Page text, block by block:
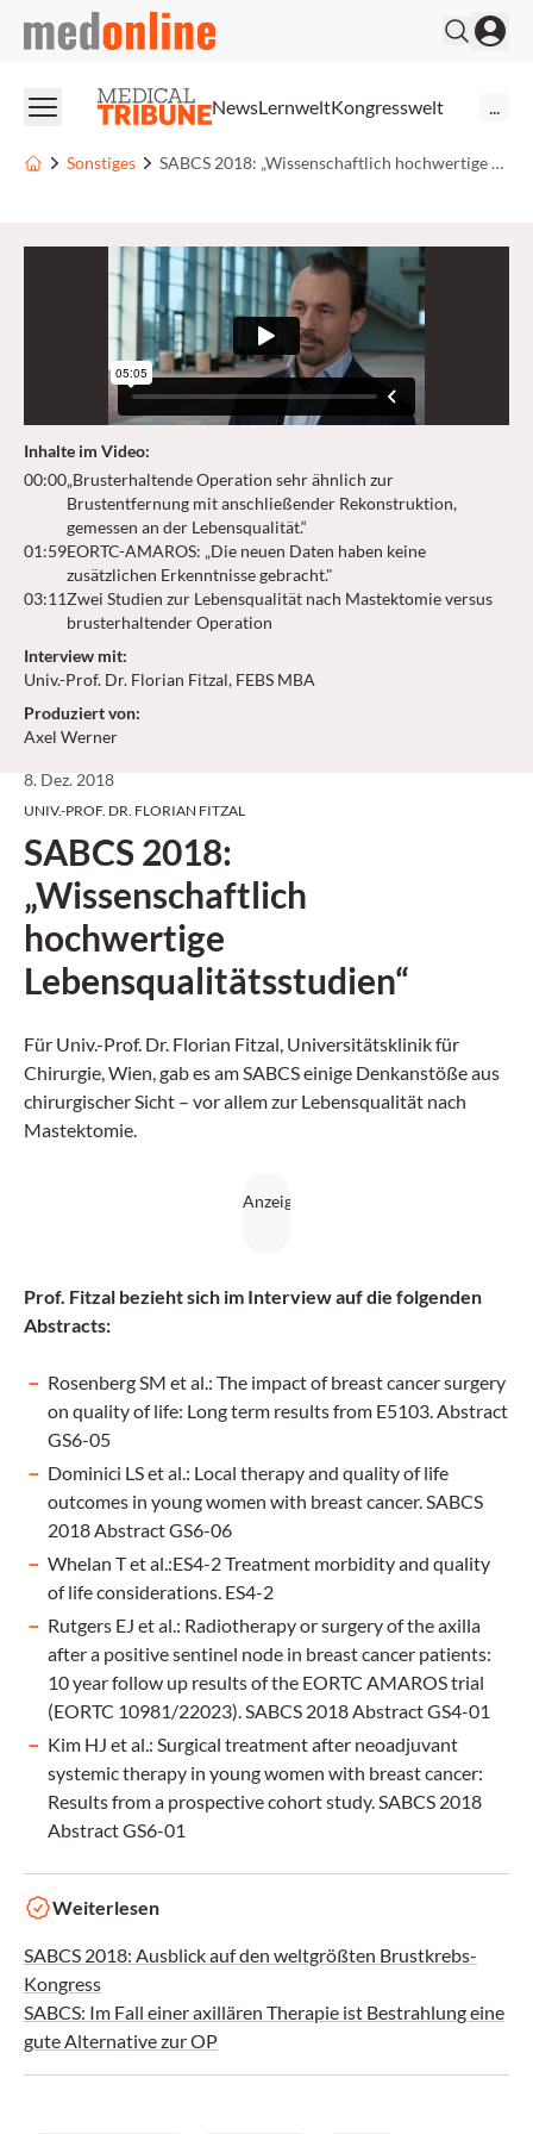
medonline
NewsLernweltKongresswelt
Sonstiges SABCS 2018: „Wissenschaftlich hochwertige Lebensqualitätsstudien“
Inhalte im Video:
00:00„Brusterhaltende Operation sehr ähnlich zur
Brustentfernung mit anschließender Rekonstruktion,
gemessen an der Lebensqualität.“
01:59EORTC-AMAROS: „Die neuen Daten haben keine
zusätzlichen Erkenntnisse gebracht."
03:11Zwei Studien zur Lebensqualität nach Mastektomie versus
brusterhaltender Operation
Interview mit:
Univ.-Prof. Dr. Florian Fitzal, FEBS MBA
Produziert von:
Axel Werner
8. Dez. 2018
UNIV.-PROF. DR. FLORIAN FITZAL
SABCS 2018:
„Wissenschaftlich
hochwertige
Lebensqualitätsstudien“
Für Univ.-Prof. Dr. Florian Fitzal, Universitätsklinik für
Chirurgie, Wien, gab es am SABCS einige Denkanstöße aus
chirurgischer Sicht – vor allem zur Lebensqualität nach
Mastektomie.
Prof. Fitzal bezieht sich im Interview auf die folgenden
Abstracts:
Rosenberg SM et al.: The impact of breast cancer surgery
on quality of life: Long term results from E5103. Abstract
GS6-05
Dominici LS et al.: Local therapy and quality of life
outcomes in young women with breast cancer. SABCS
2018 Abstract GS6-06
Whelan T et al.:ES4-2 Treatment morbidity and quality
of life considerations. ES4-2
Rutgers EJ et al.: Radiotherapy or surgery of the axilla
after a positive sentinel node in breast cancer patients:
10 year follow up results of the EORTC AMAROS trial
(EORTC 10981/22023). SABCS 2018 Abstract GS4-01
Kim HJ et al.: Surgical treatment after neoadjuvant
systemic therapy in young women with breast cancer:
Results from a prospective cohort study. SABCS 2018
Abstract GS6-01
Weiterlesen
SABCS 2018: Ausblick auf den weltgrößten Brustkrebs-
Kongress
SABCS: Im Fall einer axillären Therapie ist Bestrahlung eine
gute Alternative zur OP